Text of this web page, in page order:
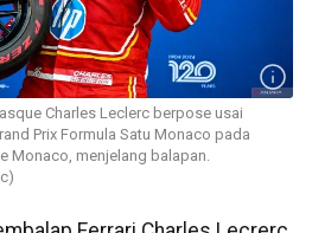
Charles Leclerc berpose usai
Prix Formula Satu Monaco pada
Monaco, menjelang balapan.